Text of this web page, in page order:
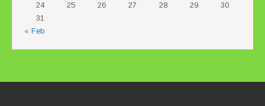
24
25 26 27 28 29
30
31
« Feb